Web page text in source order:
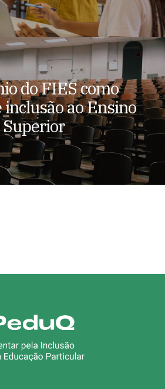
do FIES como
ao Ensino
Superior